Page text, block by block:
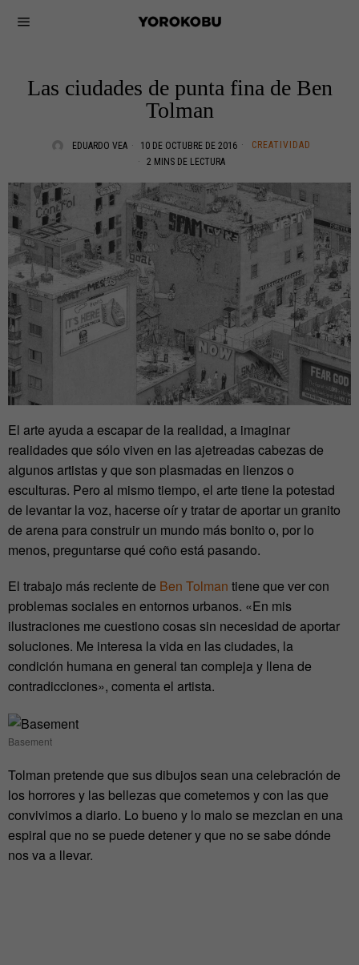
Las ciudades de punta fina de Ben
Tolman
EDUARDO VEA 10 DE OCTUBRE DE 2016
CREATIVIDAD
2 MINS DE LECTURA
El arte ayuda a escapar de la realidad, a imaginar
realidades que sólo viven en las ajetreadas cabezas de
algunos artistas y que son plasmadas en lienzos o
esculturas. Pero al mismo tiempo, el arte tiene la potestad
de levantar la voz, hacerse oír y tratar de aportar un granito
de arena para construir un mundo más bonito o, por lo
menos, preguntarse qué coño está pasando.
El trabajo más reciente de Ben Tolman tiene que ver con
problemas sociales en entornos urbanos. «En mis
ilustraciones me cuestiono cosas sin necesidad de aportar
soluciones. Me interesa la vida en las ciudades, la
condición humana en general tan compleja y llena de
contradicciones», comenta el artista.
Basement
Tolman pretende que sus dibujos sean una celebración de
los horrores y las bellezas que cometemos y con las que
convivimos a diario. Lo bueno y lo malo se mezclan en una
espiral que no se puede detener y que no se sabe dónde
nos va a llevar.